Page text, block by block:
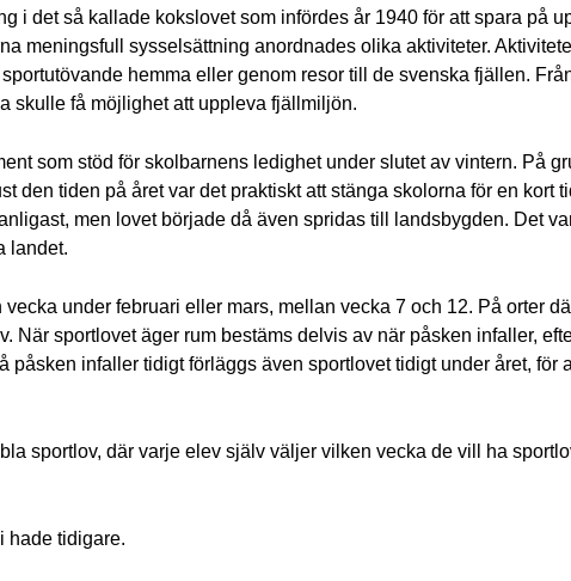
i det så kallade kokslovet som infördes år 1940 för att spara på
meningsfull sysselsättning anordnades olika aktiviteter.
hemma eller genom resor till de svenska fjällen.
skulle få möjlighet att uppleva fjällmiljön.
som stöd för skolbarnens ledighet under slutet av vintern. På
den tiden på året var det praktiskt att stänga skolorna för en kort
men lovet började då även spridas till landsbygden. Det
landet.
under februari eller mars, mellan vecka 7 och 12. På orter
När sportlovet äger rum bestäms delvis av när påsken infaller,
påsken infaller tidigt förläggs även sportlovet tidigt under året, för
sportlov, där varje elev själv väljer vilken vecka de vill ha
hade tidigare.